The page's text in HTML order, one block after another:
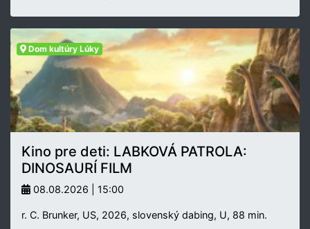
Dom kultúry Lúky
Kino pre deti: LABKOVÁ PATROLA:
DINOSAURÍ FILM
08.08.2026 | 15:00
r. C. Brunker, US, 2026, slovenský dabing, U, 88 min.